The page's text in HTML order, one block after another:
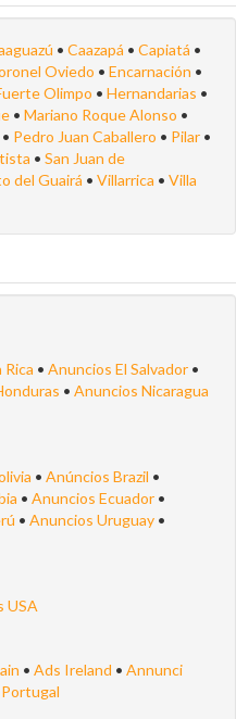
• Caazapá • Capiatá •
Oviedo • Encarnación •
Olimpo • Hernandarias •
• Mariano Roque Alonso •
• Pedro Juan Caballero • Pilar •
• San Juan de
del Guairá • Villarrica • Villa
• Anuncios El Salvador •
• Anuncios Nicaragua
• Anúncios Brazil •
• Anuncios Ecuador •
• Anuncios Uruguay •
USA
• Ads Ireland • Annunci